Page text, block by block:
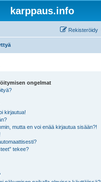
karppaus.info
Rekisteröidy
ongelmat
kirjautua!
mutta en voi enää kirjautua sisään?!
tekee?